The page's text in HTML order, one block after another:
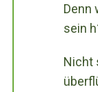
Denn
sein
Nicht